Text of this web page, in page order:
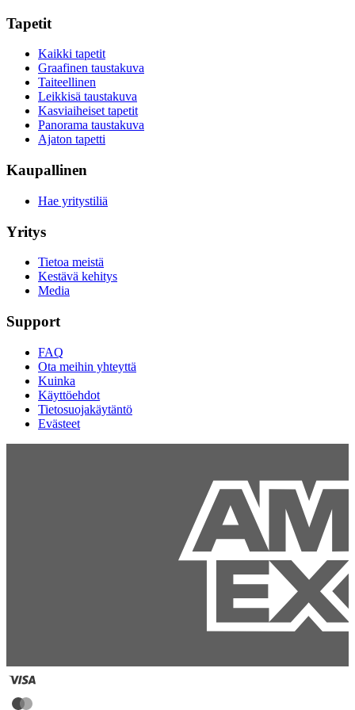
Tapetit
Kaikki tapetit
Graafinen taustakuva
Taiteellinen
Leikkisä taustakuva
Kasviaiheiset tapetit
Panorama taustakuva
Ajaton tapetti
Kaupallinen
Hae yritystiliä
Yritys
Tietoa meistä
Kestävä kehitys
Media
Support
FAQ
Ota meihin yhteyttä
Kuinka
Käyttöehdot
Tietosuojakäytäntö
Evästeet